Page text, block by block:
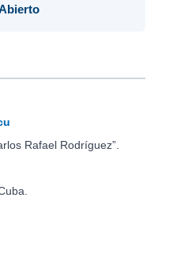
Rafael Rodríguez”.